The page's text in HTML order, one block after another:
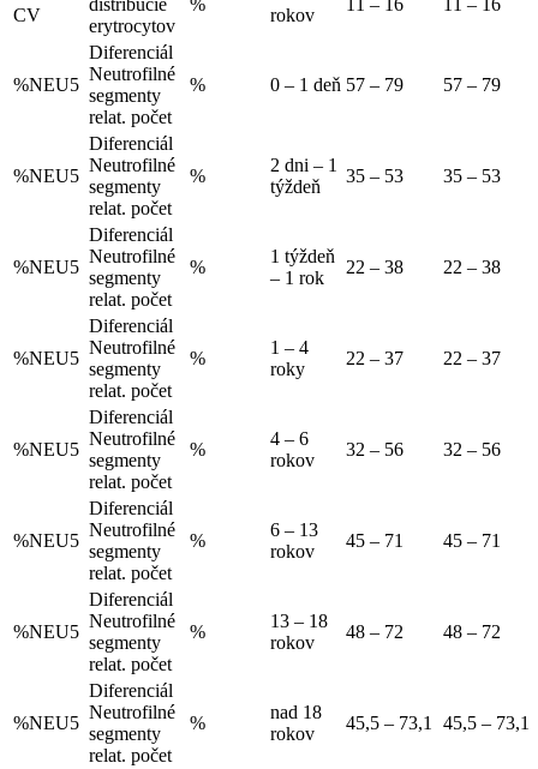
CV
distribúcie
erytrocytov
%
rokov
11 – 16 11 – 16
%NEU5
Diferenciál
Neutrofilné
segmenty
relat. počet
% 0 – 1 deň 57 – 79 57 – 79
%NEU5
Diferenciál
Neutrofilné
segmenty
relat. počet
%
2 dni – 1
týždeň
35 – 53 35 – 53
%NEU5
Diferenciál
Neutrofilné
segmenty
relat. počet
%
1 týždeň
– 1 rok
22 – 38 22 – 38
%NEU5
Diferenciál
Neutrofilné
segmenty
relat. počet
%
1 – 4
roky
22 – 37 22 – 37
%NEU5
Diferenciál
Neutrofilné
segmenty
relat. počet
%
4 – 6
rokov
32 – 56 32 – 56
%NEU5
Diferenciál
Neutrofilné
segmenty
relat. počet
%
6 – 13
rokov
45 – 71 45 – 71
%NEU5
Diferenciál
Neutrofilné
segmenty
relat. počet
%
13 – 18
rokov
48 – 72 48 – 72
%NEU5
Diferenciál
Neutrofilné
segmenty
relat. počet
%
nad 18
rokov
45,5 – 73,1 45,5 – 73,1